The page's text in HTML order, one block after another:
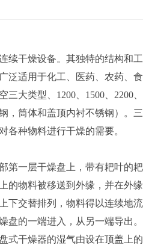
干燥设备。其独特的结构和
泛适用于化工、医药、农药、
三大类型、1200、1500、
，筒体和盖顶内衬不锈钢）。
各种物料进行干燥的需要。
一层干燥盘上，带有耙叶的
的物料被移送到外缘，并在外
下交替排列，物料得以连续地
盘的一端进入，从另一端导出
式干燥器的湿气由设在顶盖上